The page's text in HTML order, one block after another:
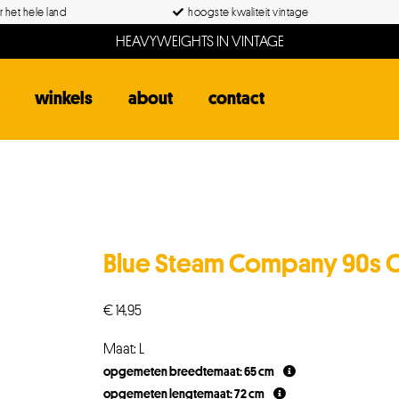
het hele land hoogste kwaliteit vintage
HEAVYWEIGHTS IN VINTAGE
winkels about contact
Blue Steam Company 90s
€14,95
Maat: L
opgemeten breedtemaat: 65 cm
opgemeten lengtemaat: 72 cm